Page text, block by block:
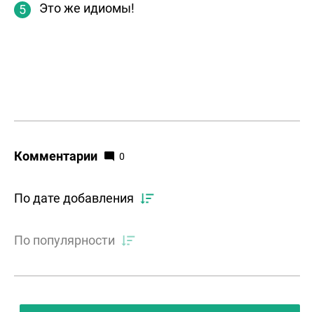
Это же идиомы!
Комментарии 0
По дате добавления
По популярности